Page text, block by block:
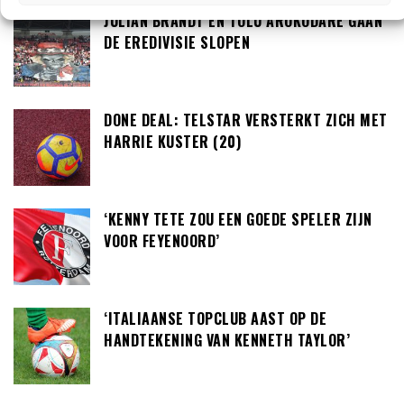
JULIAN BRANDT EN TOLU AROKODARE GAAN
DE EREDIVISIE SLOPEN
DONE DEAL: TELSTAR VERSTERKT ZICH MET
HARRIE KUSTER (20)
‘KENNY TETE ZOU EEN GOEDE SPELER ZIJN
VOOR FEYENOORD’
‘ITALIAANSE TOPCLUB AAST OP DE
HANDTEKENING VAN KENNETH TAYLOR’